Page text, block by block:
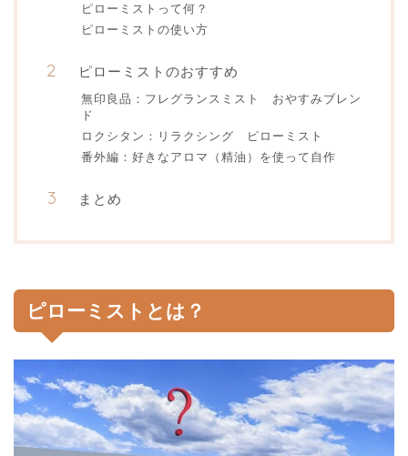
ピローミストって何？
ピローミストの使い方
ピローミストのおすすめ
無印良品：フレグランスミスト おやすみブレン
ド
ロクシタン：リラクシング ピローミスト
番外編：好きなアロマ（精油）を使って自作
まとめ
ピローミストとは？